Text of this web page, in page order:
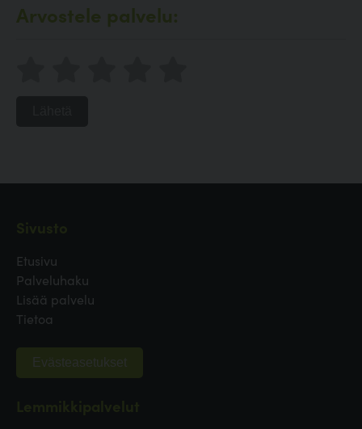
Arvostele palvelu:
Etusivu
Palveluhaku
Lisää palvelu
Tietoa
Evästeasetukset